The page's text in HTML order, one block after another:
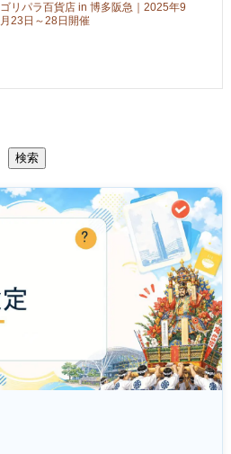
ゴリパラ百貨店 in 博多阪急｜2025年9
月23日～28日開催
検索